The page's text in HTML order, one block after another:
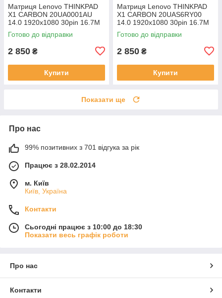
Матриця Lenovo THINKPAD
X1 CARBON 20UA0001AU
14.0 1920x1080 30pin 16.7M
45% NTSC 300 cd/m² для
ноутбука
Готово до відправки
2 850 ₴
Купити
Матриця Lenovo THINKPAD
X1 CARBON 20UAS6RY00
14.0 1920x1080 30pin 16.7M
45% NTSC 300 cd/m² для
ноутбука
Готово до відправки
2 850 ₴
Купити
Показати ще
Про нас
99% позитивних з 701 відгука за рік
Працює з 28.02.2014
м. Київ
Київ, Україна
Контакти
Сьогодні працює з 10:00 до 18:30
Показати весь графік роботи
Про нас
Контакти